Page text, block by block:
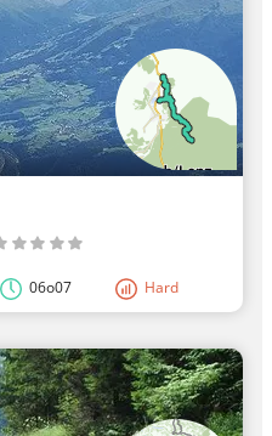
06o07 Hard